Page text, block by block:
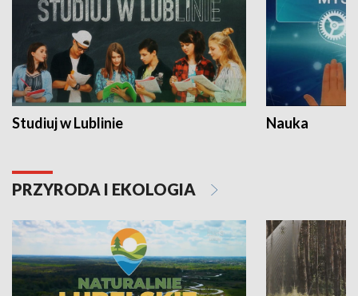
Studiuj w Lublinie Nauka
PRZYRODA I EKOLOGIA